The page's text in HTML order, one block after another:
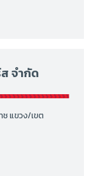
จำกัด
ช แขวง/เขต